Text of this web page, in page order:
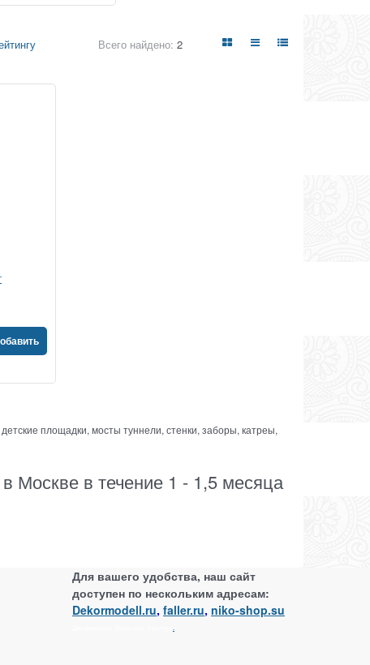
Всего найдено: 2
площадки, мосты туннели, стенки, заборы, катреы,
Москве в течение 1 - 1,5 месяца
Для вашего удобства, наш сайт
доступен по нескольким адресам:
Dekormodell.ru, faller.ru, niko-shop.su
.